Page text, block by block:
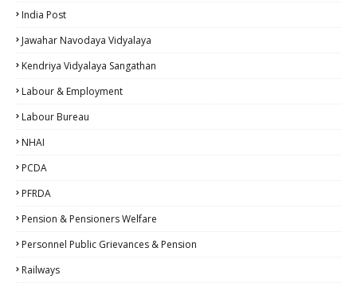
India Post
Jawahar Navodaya Vidyalaya
Kendriya Vidyalaya Sangathan
Labour & Employment
Labour Bureau
NHAI
PCDA
PFRDA
Pension & Pensioners Welfare
Personnel Public Grievances & Pension
Railways